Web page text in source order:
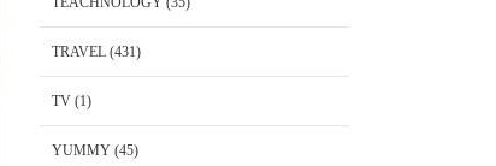
TRAVEL(431)
TV(1)
YUMMY(45)